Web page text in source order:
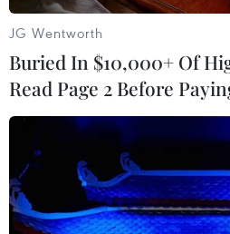
Theo dõi VietnamPlus
TIN LIÊN QUAN
JG Wentworth
Buried In $10,000+ Of
Read Page 2 Before